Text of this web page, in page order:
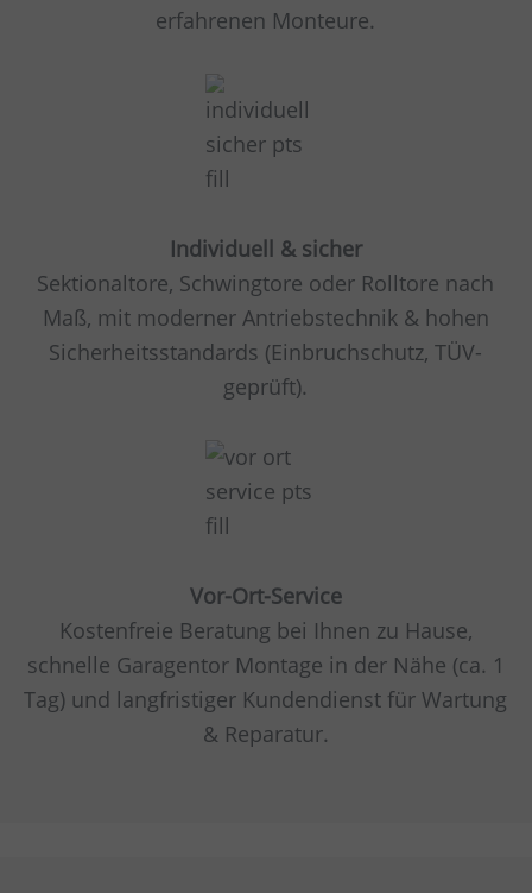
erfahrenen Monteure.
Individuell & sicher
Sektionaltore, Schwingtore oder Rolltore nach
Maß, mit moderner Antriebstechnik & hohen
Sicherheitsstandards (Einbruchschutz, TÜV-
geprüft).
Vor-Ort-Service
Kostenfreie Beratung bei Ihnen zu Hause,
schnelle Garagentor Montage in der Nähe (ca. 1
Tag) und langfristiger Kundendienst für Wartung
& Reparatur.